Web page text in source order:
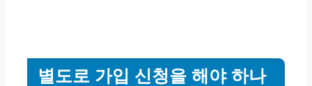
별도로 가입 신청을 해야 하나